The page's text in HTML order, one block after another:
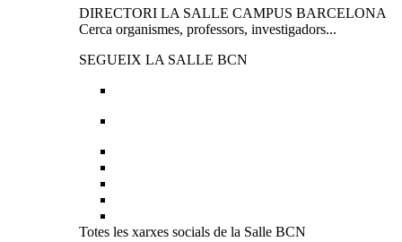
DIRECTORI LA SALLE CAMPUS BARCELONA
Cerca organismes, professors, investigadors...
SEGUEIX LA SALLE BCN
Totes les xarxes socials de la Salle BCN